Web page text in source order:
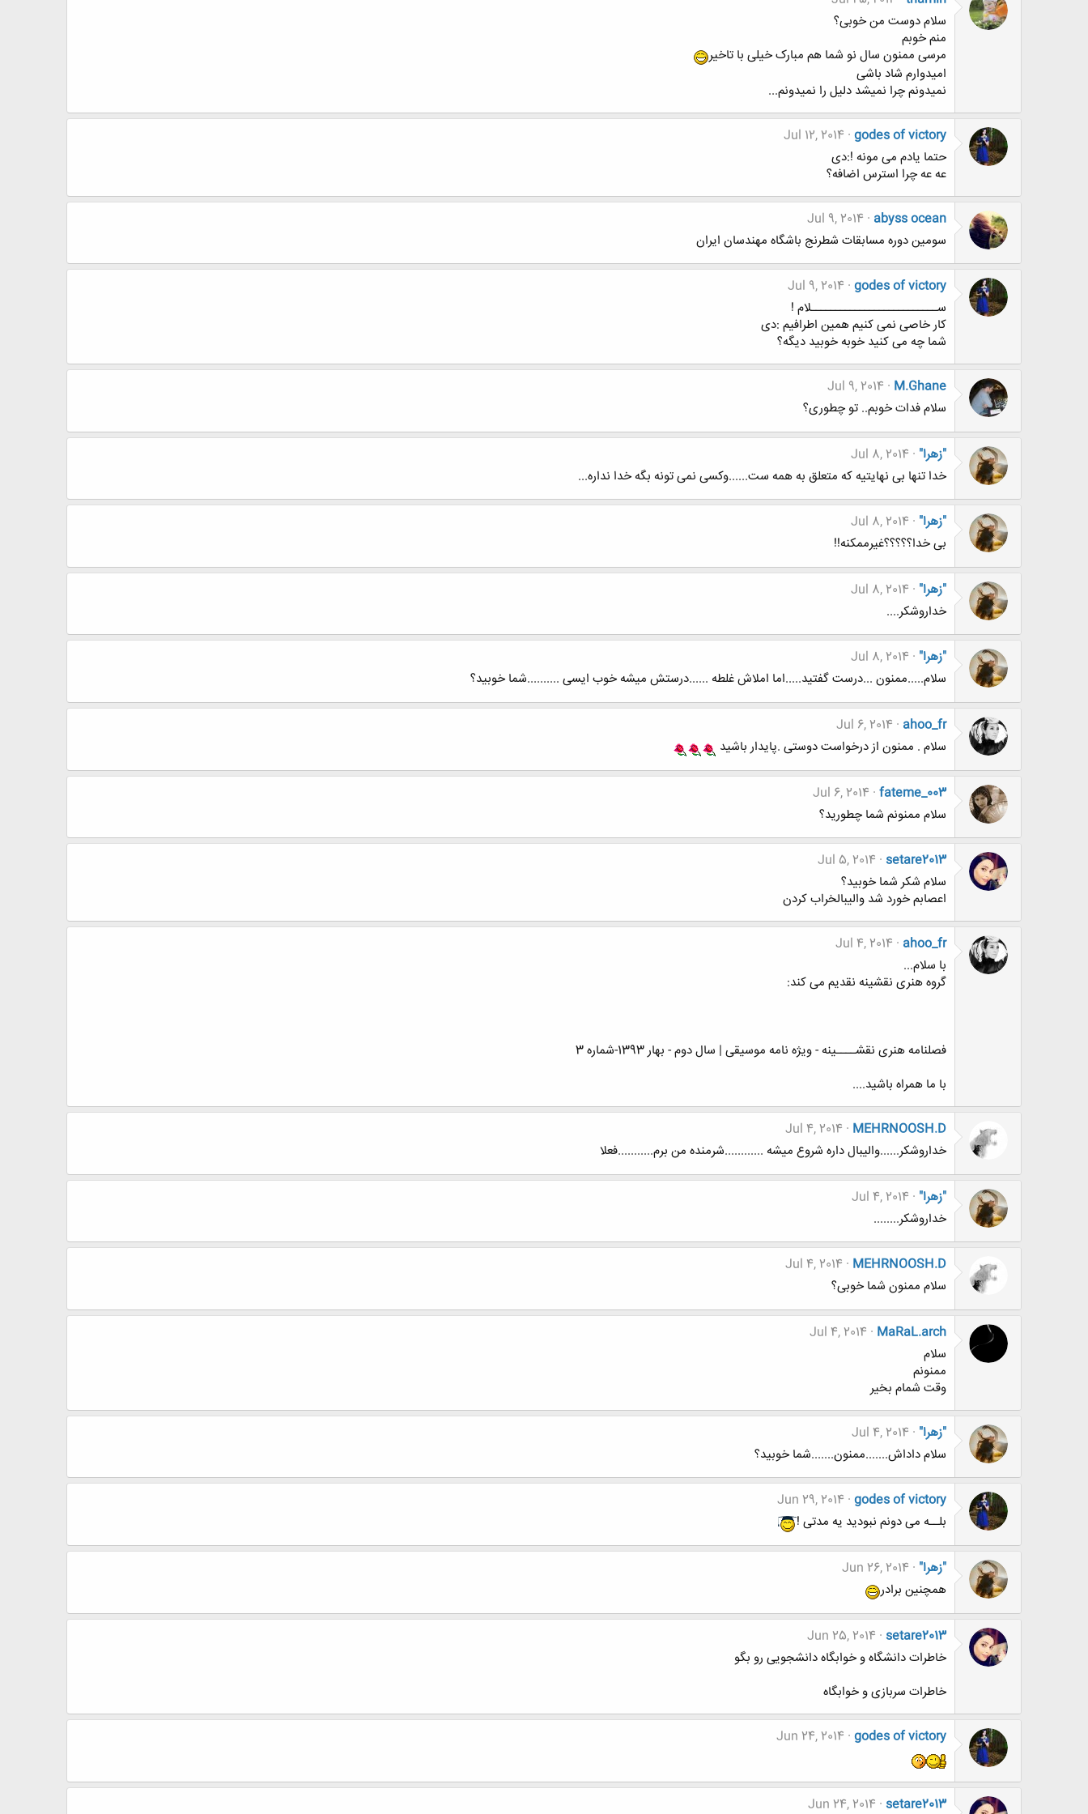
سلام دوست من خوبی؟
منم خوبم
مرسی ممنون سال نو شما هم مبارک خیلی با تاخیر
امیدوارم شاد باشی
نمیدونم چرا نمیشد دلیل را نمیدونم...
godes of victory
Jul 12, 2014
حتما یادم می مونه !:دی
عه عه چرا استرس اضافه؟
abyss ocean
Jul 9, 2014
سومین دوره مسابقات شطرنج باشگاه مهندسان ایران
godes of victory
Jul 9, 2014
ســــــــــــــــــــــــــلام !
کار خاصی نمی کنیم همین اطرافیم :دی
شما چه می کنید خوبه خوبید دیگه؟
M.Ghane
Jul 9, 2014
سلام فدات خوبم.. تو چطوری؟
"زهرا" Jul 8, 2014
خدا تنها بی نهایتیه که متعلق به همه ست......وکسی نمی تونه بگه خدا نداره...
"زهرا" Jul 8, 2014
بی خدا؟؟؟؟؟غیرممکنه!!
"زهرا" Jul 8, 2014
خداروشکر....
"زهرا" Jul 8, 2014
سلام.....ممنون ...درست گفتید.....اما املاش غلطه ......درستش میشه خوب ایسی ..........شما خوبید؟
ahoo_fr
Jul 6, 2014
سلام . ممنون از درخواست دوستی .پایدار باشید
fateme_003
Jul 6, 2014
سلام ممنونم شما چطورید؟
setare2013
Jul 5, 2014
سلام شکر شما خوبید؟
اعصابم خورد شد والیبالخراب کردن
ahoo_fr
Jul 4, 2014
با سلام...
گروه هنری نقشینه نقدیم می کند:
فصلنامه هنری نقشــــینه - ویژه نامه موسیقی | سال دوم - بهار 1393-شماره 3
با ما همراه باشید....
MEHRNOOSH.D
Jul 4, 2014
خداروشکر......والیبال داره شروع میشه ............شرمنده من برم...........فعلا
"زهرا" Jul 4, 2014
خداروشکر........
MEHRNOOSH.D
Jul 4, 2014
سلام ممنون شما خوبی؟
MaRaL.arch
Jul 4, 2014
سلام
ممنونم
وقت شمام بخیر
"زهرا" Jul 4, 2014
سلام داداش.......ممنون.......شما خوبید؟
godes of victory
Jun 29, 2014
بلــه می دونم نبودید یه مدتی !
"زهرا" Jun 26, 2014
همچنین برادر
setare2013
Jun 25, 2014
خاطرات دانشگاه و خوابگاه دانشجویی رو بگو
خاطرات سربازی و خوابگاه
godes of victory
Jun 24, 2014
setare2013
Jun 24, 2014